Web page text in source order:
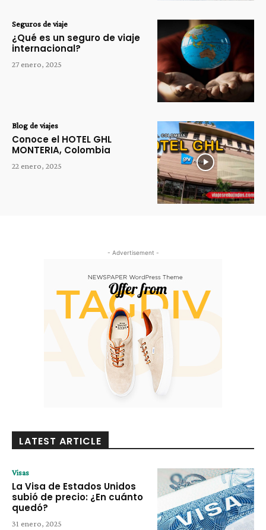
Seguros de viaje
¿Qué es un seguro de viaje
internacional?
27 enero, 2025
Blog de viajes
Conoce el HOTEL GHL
MONTERIA, Colombia
22 enero, 2025
- Advertisement -
LATEST ARTICLE
Visas
La Visa de Estados Unidos
subió de precio: ¿En cuánto
quedó?
31 enero, 2025